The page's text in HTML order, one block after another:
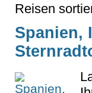
Reisen
Spanien,